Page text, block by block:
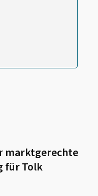
marktgerechte
fürTolk